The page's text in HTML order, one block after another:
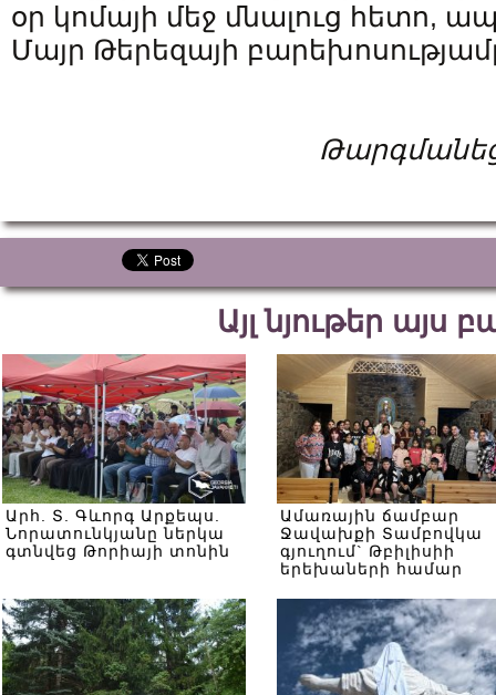
օր կոմայի մեջ մնալուց հետո,
Մայր Թերեզայի
Այլ նյութեր այս
Արհ. Տ. Գևորգ Արքեպս.
Նորատունկյանը ներկա
գտնվեց Թորիայի տոնին
Ամառային ճամբար
Ջավախքի Տամբովկա
գյուղում` Թբիլիսիի
երեխաների համար